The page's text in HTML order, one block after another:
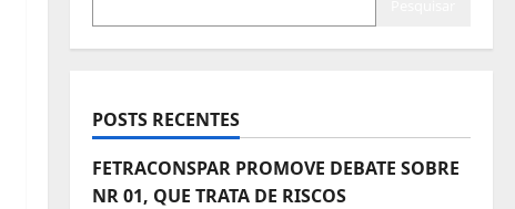
POSTS RECENTES
FETRACONSPAR PROMOVE DEBATE SOBRE
NR 01, QUE TRATA DE RISCOS